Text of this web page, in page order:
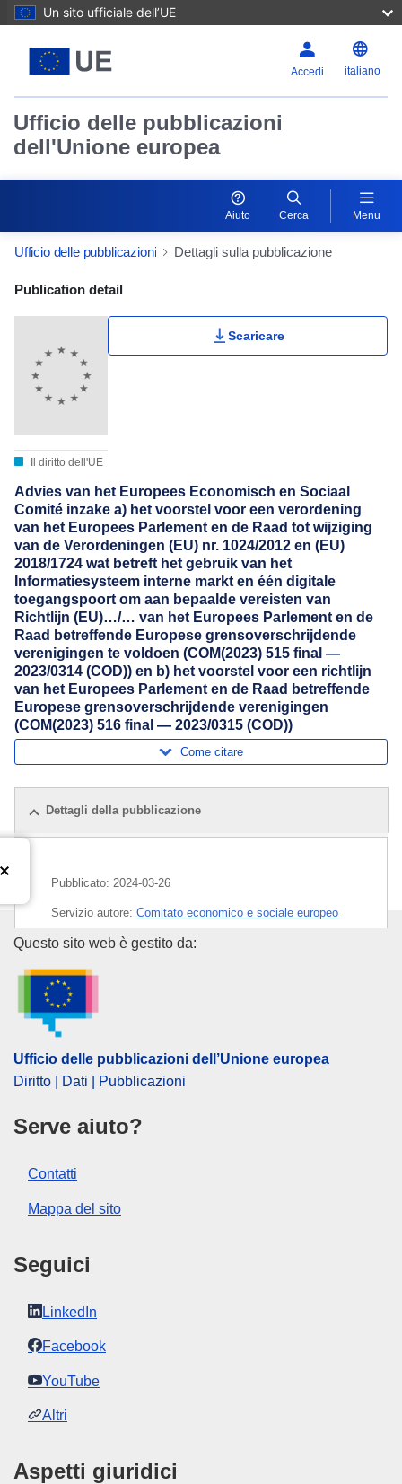
Un sito ufficiale dell’UE
Accedi italiano
Ufficio delle pubblicazioni
dell'Unione europea
Aiuto Cerca Menu
Ufficio delle pubblicazioni Dettagli sulla pubblicazione
Publication Detail Actions Portlet
Publication detail
Il diritto dell'UE
Scaricare
Advies van het Europees Economisch en Sociaal
Comité inzake a) het voorstel voor een verordening
van het Europees Parlement en de Raad tot wijziging
van de Verordeningen (EU) nr. 1024/2012 en (EU)
2018/1724 wat betreft het gebruik van het
Informatiesysteem interne markt en één digitale
toegangspoort om aan bepaalde vereisten van
Richtlijn (EU)…/… van het Europees Parlement en de
Raad betreffende Europese grensoverschrijdende
verenigingen te voldoen (COM(2023) 515 final —
2023/0314 (COD)) en b) het voorstel voor een richtlijn
van het Europees Parlement en de Raad betreffende
Europese grensoverschrijdende verenigingen
(COM(2023) 516 final — 2023/0315 (COD))
Come citare
Dettagli della pubblicazione
Pubblicato: 2024-03-26
Servizio autore: Comitato economico e sociale europeo
Argomento: associazione europea
amministrativa
dei capitali
prestazione di servizi
d'informazioni
fini di lucro
CELEX : 52023AE4411
ELI : C/2024/2102/oj
IMMC : EESC-2023-04411
Ufficio delle pubblicazioni
Questo sito web è gestito da:
Ufficio delle pubblicazioni dell’Unione europea
Diritto | Dati | Pubblicazioni
Serve aiuto?
Contatti
Mappa del sito
Seguici
LinkedIn
Facebook
YouTube
Altri
Aspetti giuridici